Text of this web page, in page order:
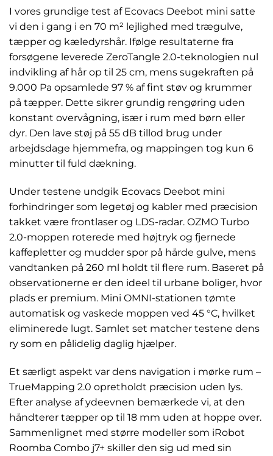
I vores grundige test af Ecovacs Deebot mini satte
vi den i gang i en 70 m² lejlighed med trægulve,
tæpper og kæledyrshår. Ifølge resultaterne fra
forsøgene leverede ZeroTangle 2.0-teknologien nul
indvikling af hår op til 25 cm, mens sugekraften på
9.000 Pa opsamlede 97 % af fint støv og krummer
på tæpper. Dette sikrer grundig rengøring uden
konstant overvågning, især i rum med børn eller
dyr. Den lave støj på 55 dB tillod brug under
arbejdsdage hjemmefra, og mappingen tog kun 6
minutter til fuld dækning.
Under testene undgik Ecovacs Deebot mini
forhindringer som legetøj og kabler med præcision
takket være frontlaser og LDS-radar. OZMO Turbo
2.0-moppen roterede med højtryk og fjernede
kaffepletter og mudder spor på hårde gulve, mens
vandtanken på 260 ml holdt til flere rum. Baseret på
observationerne er den ideel til urbane boliger, hvor
plads er premium. Mini OMNI-stationen tømte
automatisk og vaskede moppen ved 45 °C, hvilket
eliminerede lugt. Samlet set matcher testene dens
ry som en pålidelig daglig hjælper.
Et særligt aspekt var dens navigation i mørke rum –
TrueMapping 2.0 opretholdt præcision uden lys.
Efter analyse af ydeevnen bemærkede vi, at den
håndterer tæpper op til 18 mm uden at hoppe over.
Sammenlignet med større modeller som iRobot
Roomba Combo j7+ skiller den sig ud med sin